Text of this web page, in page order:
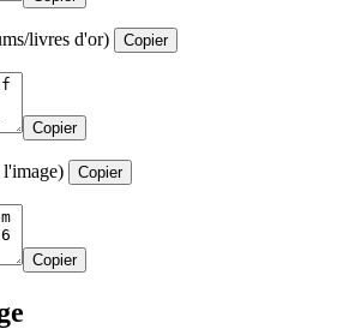
livres d'or) Copier
Copier
Copier
Copier